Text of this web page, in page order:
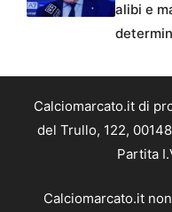
alibi e
Calciomarcato.it di
del Trullo, 122,
Partita
Calciomarcato.it